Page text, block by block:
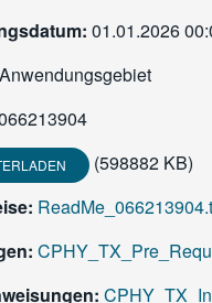
01.01.2026
Anwendungsgebiet
(598882 KB)